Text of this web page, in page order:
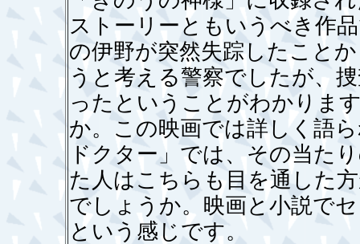
ストーリーともいうべき作
の伊野が突然失踪したこと
うと考える警察でしたが、
ったということがわかりま
か。この映画では詳しく語
ドクター」では、その当た
た人はこちらも目を通した
でしょうか。映画と小説で
という感じです。